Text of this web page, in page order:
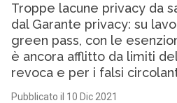
Troppe lacune privacy da
dal Garante privacy: su
green pass, con le
è ancora afflitto da limiti
revoca e per i falsi
Pubblicato il 10 Dic 2021